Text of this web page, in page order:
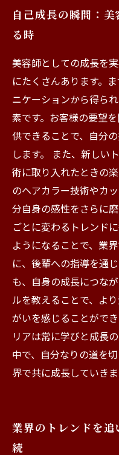
自己成長の瞬間：
る時
美容師としての成長を
にたくさんあります。
ニケーションから得ら
素です。お客様の要望
供できることで、自分
します。 また、新しい
術に取り入れたときの
のヘアカラー技術やカ
分自身の感性をさらに
ごとに変わるトレンド
ようになることで、業
に、後輩への指導を通
も、自身の成長につな
ルを教えることで、よ
がいを感じることがで
リアは常に学びと成長
中で、自分なりの道を
界で共に成長していきま
業界のトレンドを
続